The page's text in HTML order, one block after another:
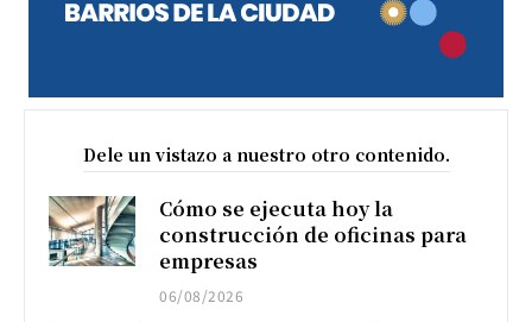
Dele un vistazo a nuestro otro contenido.
Cómo se ejecuta hoy la
construcción de oficinas para
empresas
06/08/2026